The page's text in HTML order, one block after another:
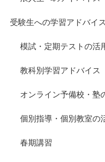
受験生への学習アドバイス
模試・定期テストの活
教科別学習アドバイス
オンライン予備校・塾
個別指導・個別教室の
春期講習